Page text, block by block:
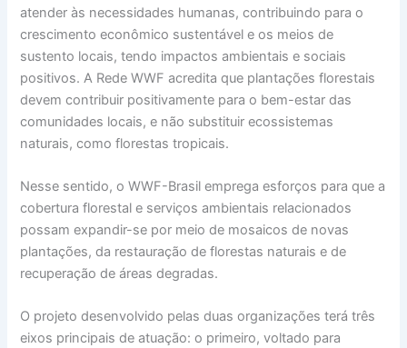
atender às necessidades humanas, contribuindo para o
crescimento econômico sustentável e os meios de
sustento locais, tendo impactos ambientais e sociais
positivos. A Rede WWF acredita que plantações florestais
devem contribuir positivamente para o bem-estar das
comunidades locais, e não substituir ecossistemas
naturais, como florestas tropicais.
Nesse sentido, o WWF-Brasil emprega esforços para que a
cobertura florestal e serviços ambientais relacionados
possam expandir-se por meio de mosaicos de novas
plantações, da restauração de florestas naturais e de
recuperação de áreas degradas.
O projeto desenvolvido pelas duas organizações terá três
eixos principais de atuação: o primeiro, voltado para